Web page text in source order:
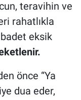
teravihin ve
rahatlıkla
eksik
önce “Ya
dua eder,